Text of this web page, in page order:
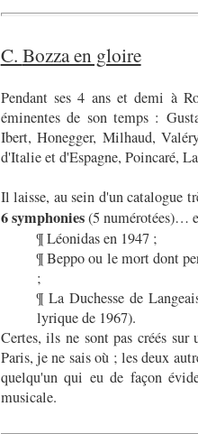
C. Bozza en gloire
Pendant ses 4 ans et demi à
éminentes de son temps :
Ibert, Honegger, Milhaud,
d'Italie et d'Espagne, Poincaré,
Il laisse, au sein d'un catalogue
6 symphonies(5 numérotées)…
¶ Léonidas en 1947 ;
¶ Beppo ou le mort dont
;
¶ La Duchesse de
lyrique de 1967).
Certes, ils ne sont pas créés
Paris, je ne sais où ; les deux
quelqu'un qui eu de façon
musicale.